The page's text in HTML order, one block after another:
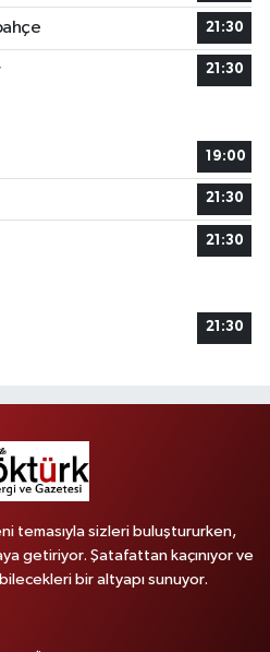
21:30
21:30
19:00
21:30
21:30
21:30
temasıyla sizleri buluştururken,
getiriyor. Şatafattan kaçınıyor ve
bir altyapı sunuyor.